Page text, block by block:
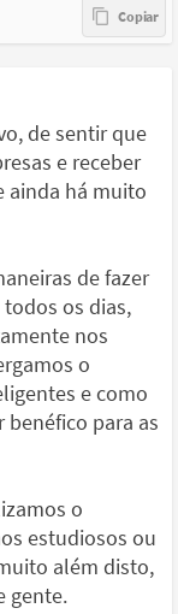
de sentir que
e receber
ainda há muito
de fazer
os dias,
nos
o
e como
para as
o
estudiosos ou
além disto,
gente.